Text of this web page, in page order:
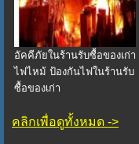
อัคคีภัยในร้านรับซื้อของเก่า
ไฟไหม้ ป้องกันไฟในร้านรับ
ซื้อของเก่า
คลิกเพื่อดูทั้งหมด ->